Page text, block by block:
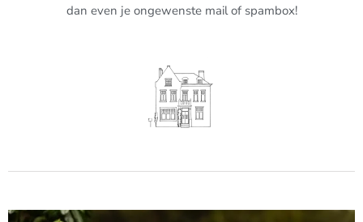
dan even je ongewenste mail of spambox!